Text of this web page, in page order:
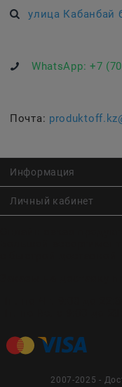
улица Кабанбай
WhatsApp: +7
Почта:
Информация
Личный кабинет
2007-2025 -